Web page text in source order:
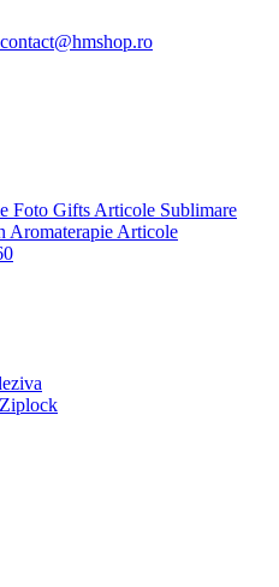
Foto Gifts Articole Sublimare
Aromaterapie Articole